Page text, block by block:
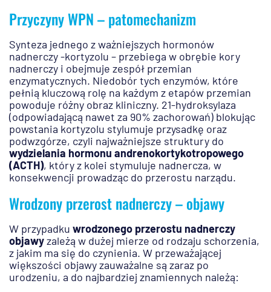
Przyczyny WPN – patomechanizm
Synteza jednego z ważniejszych hormonów
nadnerczy -kortyzolu – przebiega w obrębie kory
nadnerczy i obejmuje zespół przemian
enzymatycznych. Niedobór tych enzymów, które
pełnią kluczową rolę na każdym z etapów przemian
powoduje różny obraz kliniczny. 21-hydroksylaza
(odpowiadającą nawet za 90% zachorowań) blokując
powstania kortyzolu stylumuje przysadkę oraz
podwzgórze, czyli najważniejsze struktury do
wydzielania hormonu andrenokortykotropowego
(ACTH), który z kolei stymuluje nadnercza, w
konsekwencji prowadząc do przerostu narządu.
Wrodzony przerost nadnerczy – objawy
W przypadku wrodzonego przerostu nadnerczy
objawyzależą w dużej mierze od rodzaju schorzenia,
z jakim ma się do czynienia. W przeważającej
większości objawy zauważalne są zaraz po
urodzeniu, a do najbardziej znamiennych należą: